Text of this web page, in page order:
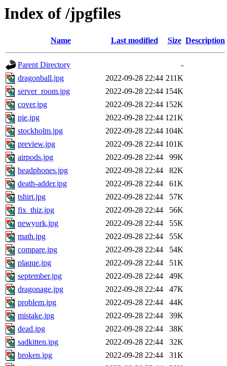
Index of /jpgfiles
Name Last modified Size Description
Parent Directory
-
dragonball.jpg
2022-09-28 22:44 211K
server_room.jpg
2022-09-28 22:44 154K
cover.jpg
2022-09-28 22:44 152K
pie.jpg
2022-09-28 22:44 121K
stockholm.jpg
2022-09-28 22:44 104K
preview.jpg
2022-09-28 22:44 101K
airpods.jpg
2022-09-28 22:44
99K
headphones.jpg
2022-09-28 22:44
82K
death-adder.jpg
2022-09-28 22:44
61K
tshirt.jpg
2022-09-28 22:44
57K
fix_thiz.jpg
2022-09-28 22:44
56K
newyork.jpg
2022-09-28 22:44
55K
math.jpg
2022-09-28 22:44
55K
compare.jpg
2022-09-28 22:44
54K
plaque.jpg
2022-09-28 22:44
51K
september.jpg
2022-09-28 22:44
49K
dragonage.jpg
2022-09-28 22:44
47K
problem.jpg
2022-09-28 22:44
44K
mistake.jpg
2022-09-28 22:44
39K
dead.jpg
2022-09-28 22:44
38K
sadkitten.jpg
2022-09-28 22:44
32K
broken.jpg
2022-09-28 22:44
31K